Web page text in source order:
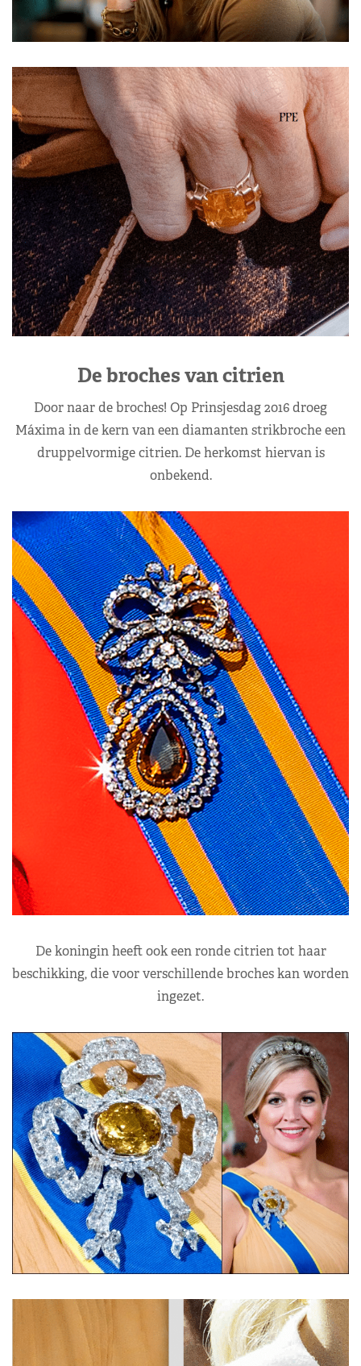
De broches van citrien
Door naar de broches! Op Prinsjesdag 2016 droeg
Máxima in de kern van een diamanten strikbroche een
druppelvormige citrien. De herkomst hiervan is
onbekend.
De koningin heeft ook een ronde citrien tot haar
beschikking, die voor verschillende broches kan worden
ingezet.